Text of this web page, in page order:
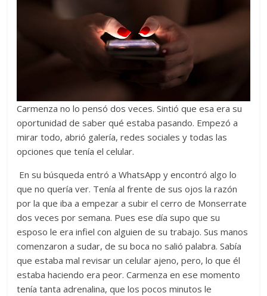
Carmenza no lo pensó dos veces. Sintió que esa era su
oportunidad de saber qué estaba pasando. Empezó a
mirar todo, abrió galería, redes sociales y todas las
opciones que tenía el celular.
En su búsqueda entró a WhatsApp y encontró algo lo
que no quería ver. Tenía al frente de sus ojos la razón
por la que iba a empezar a subir el cerro de Monserrate
dos veces por semana. Pues ese día supo que su
esposo le era infiel con alguien de su trabajo. Sus manos
comenzaron a sudar, de su boca no salió palabra. Sabía
que estaba mal revisar un celular ajeno, pero, lo que él
estaba haciendo era peor. Carmenza en ese momento
tenía tanta adrenalina, que los pocos minutos le